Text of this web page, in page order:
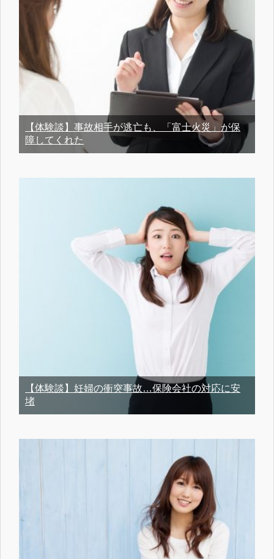
【体験談】事故相手が逃亡も、「富士火災」が保
障してくれた
【体験談】妊婦の衝突事故…保険会社の対応に安
堵